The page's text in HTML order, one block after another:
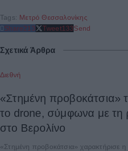
Tags: Μετρό Θεσσαλονίκης
Share213 Tweet133Send
Σχετικά Άρθρα
Διεθνή
«Στημένη προβοκάτσια»
το drone, σύμφωνα με τη
στο Βερολίνο
«Στημένη προβοκάτσια» χαρακτήρισε